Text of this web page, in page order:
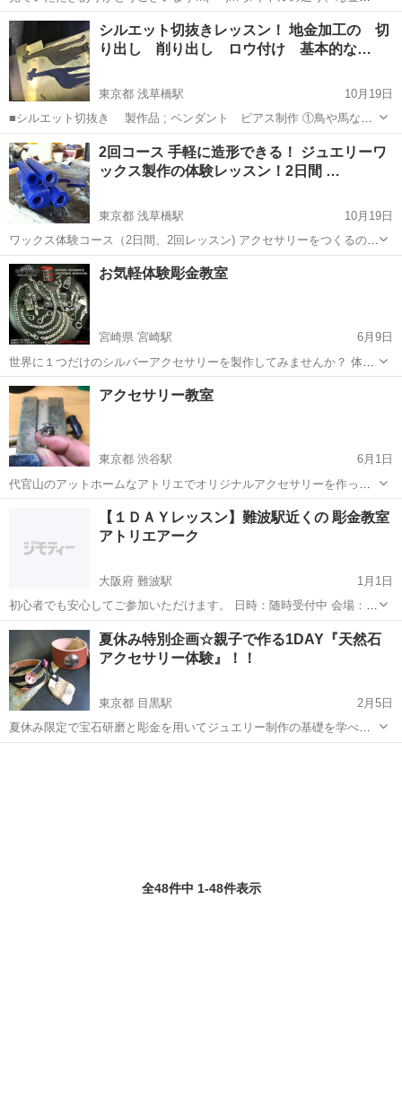
使う機会が揃っているレンタルスペースがないか探していますm(_ _)m
希望は、大阪、週末もやっている、値段が高すぎない ですm(_ _)m 知
って...
大阪 大阪市
シルエット切抜きレッスン！ 地金加工の 切
り出し 削り出し ロウ付け 基本的な…
東京都 浅草橋駅
10月19日
■シルエット切抜き 製作品 ; ペンダント ピアス制作 ①鳥や馬など
の動物のシルエット(紙)を板に貼り付け、図柄に沿って、糸鋸を使って
切り抜いていきます。 ②切り抜いた板を整えて、丸カンをロウ付けす
れば、...
東京 台東区 浅草橋駅 彫金 糸鋸
2回コース 手軽に造形できる！ ジュエリーワ
ックス製作の体験レッスン！2日間 …
東京都 浅草橋駅
10月19日
ワックス体験コース（2日間、2回レッスン) アクセサリーをつくるのは
銀板から切り出したり削りだしたり始めるのに費用や場所音の問題い
ろいろあってなかなか躊躇してしまうかもしれません。手軽に造形で
き、ある程度の工具で家でも...
東京 台東区 浅草橋駅 彫金
お気軽体験彫金教室
宮崎県 宮崎駅
6月9日
世界に１つだけのシルバーアクセサリーを製作してみませんか？ 体験
レッスンなら1アイテム製作が受講料・材料費など含み1万円で作れち
ゃいます。。 2日間通って頂きますが 1回目はデザインから原型製作。
約2時間程度 出来上がった...
宮崎 宮崎市 宮崎駅 彫金
アクセサリー教室
東京都 渋谷駅
6月1日
代官山のアットホームなアトリエでオリジナルアクセサリーを作って
みませんか？ 某有名ブランドで職人をやっていた講師が教えます‼︎ パ
ーツを組み合わせた簡単なものからワックスを使った少し複雑なもの
まで、オリジナルアクセサリー...
アトリエ
【１ＤＡＹレッスン】難波駅近くの 彫金教室
アトリエアーク
大阪府 難波駅
1月1日
初心者でも安心してご参加いただけます。 日時：随時受付中 会場：大
阪難波高島屋から徒歩約５分 ・レッスン内容：シルバーの2連リン
グ、または刻印メッセージリングを作っていただきます。 小さな教
室ですので きめ...
大阪 大阪市 難波駅 彫金 アトリエ
夏休み特別企画☆親子で作る1DAY『天然石
アクセサリー体験』！！
東京都 目黒駅
2月5日
夏休み限定で宝石研磨と彫金を用いてジュエリー制作の基礎を学べ親
子で一緒に楽しく制作頂ける企画をご用意しました。 お子様（10歳以
全48件中 1-48件表示